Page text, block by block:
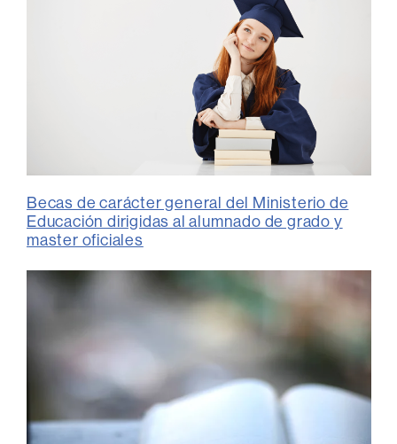
Becas de carácter general del Ministerio de
Educación dirigidas al alumnado de grado y
master oficiales